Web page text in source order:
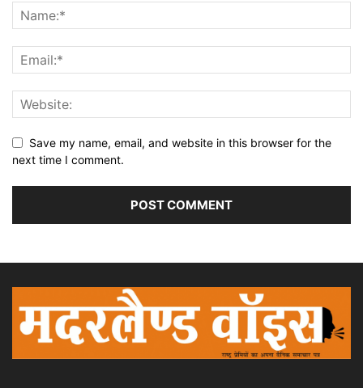
Save my name, email, and website in this browser for the
next time I comment.